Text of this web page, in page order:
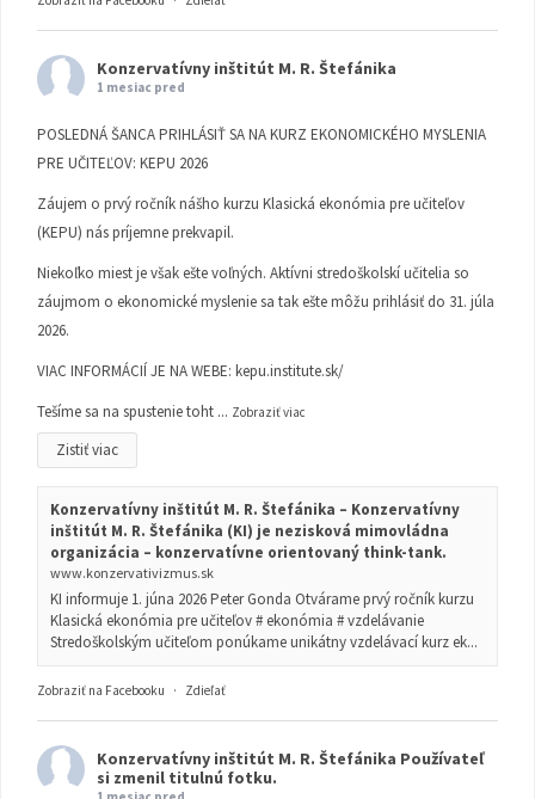
Konzervatívny inštitút M. R. Štefánika
1 mesiac pred
POSLEDNÁ ŠANCA PRIHLÁSIŤ SA NA KURZ EKONOMICKÉHO MYSLENIA
PRE UČITEĽOV: KEPU 2026
Záujem o prvý ročník nášho kurzu Klasická ekonómia pre učiteľov
(KEPU) nás príjemne prekvapil.
Niekoľko miest je však ešte voľných. Aktívni stredoškolskí učitelia so
záujmom o ekonomické myslenie sa tak ešte môžu prihlásiť do 31. júla
2026.
VIAC INFORMÁCIÍ JE NA WEBE: kepu.institute.sk/
Tešíme sa na spustenie toht ... Zobraziť viac
Zistiť viac
Konzervatívny inštitút M. R. Štefánika – Konzervatívny
inštitút M. R. Štefánika (KI) je nezisková mimovládna
organizácia – konzervatívne orientovaný think-tank.
www.konzervativizmus.sk
KI informuje 1. júna 2026 Peter Gonda Otvárame prvý ročník kurzu
Klasická ekonómia pre učiteľov # ekonómia # vzdelávanie
Stredoškolským učiteľom ponúkame unikátny vzdelávací kurz ek...
Zobraziť na Facebooku · Zdieľať
Konzervatívny inštitút M. R. Štefánika Používateľ
si zmenil titulnú fotku.